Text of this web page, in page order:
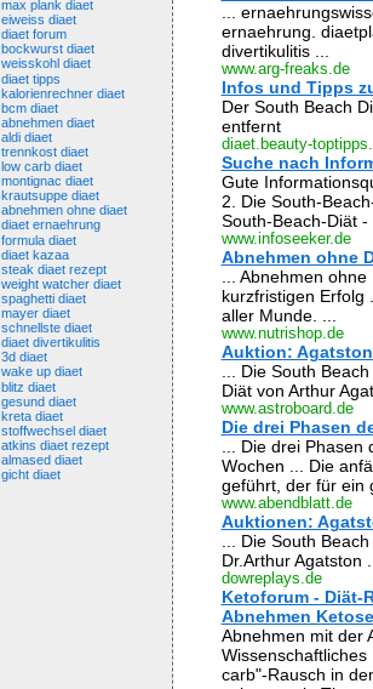
max plank diaet
eiweiss diaet
diaet forum
bockwurst diaet
weisskohl diaet
diaet tipps
kalorienrechner diaet
bcm diaet
abnehmen diaet
aldi diaet
trennkost diaet
low carb diaet
montignac diaet
krautsuppe diaet
abnehmen ohne diaet
diaet ernaehrung
formula diaet
diaet kazaa
steak diaet rezept
weight watcher diaet
spaghetti diaet
mayer diaet
schnellste diaet
diaet divertikulitis
3d diaet
wake up diaet
blitz diaet
gesund diaet
kreta diaet
stoffwechsel diaet
atkins diaet rezept
almased diaet
gicht diaet
...
ernaehrung.
divertikulitis ...
www.arg-freaks.de
Infos und Tipps
Der South Beach
entfernt
diaet.beauty-
Suche nach
Gute
2. Die South-
South-Beach-Diät
www.infoseeker.de
Abnehmen ohne
... Abnehmen
kurzfristigen Erfolg
aller Munde. ...
www.nutrishop.de
Auktion:
... Die South
Diät von Arthur
www.astroboard.de
Die drei Phasen
... Die drei
Wochen ... Die
geführt, der für ein
www.abendblatt.de
Auktionen:
... Die South
Dr.Arthur Agatston
dowreplays.de
Ketoforum - Diät-
Abnehmen
Abnehmen mit der
carb"-Rausch in